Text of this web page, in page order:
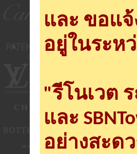
และ ขอแ
อยู่ในระห
"รีโนเวต
และ
อย่างสะด